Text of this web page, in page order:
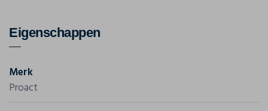
Eigenschappen
Merk
Proact